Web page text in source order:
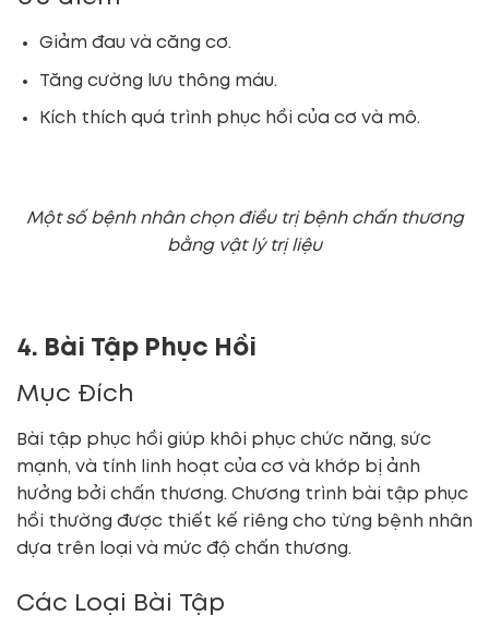
Giảm đau và căng cơ.
Tăng cường lưu thông máu.
Kích thích quá trình phục hồi của cơ và mô.
Một số bệnh nhân chọn điều trị bệnh chấn thương
bằng vật lý trị liệu
4. Bài Tập Phục Hồi
Mục Đích
Bài tập phục hồi giúp khôi phục chức năng, sức
mạnh, và tính linh hoạt của cơ và khớp bị ảnh
hưởng bởi chấn thương. Chương trình bài tập phục
hồi thường được thiết kế riêng cho từng bệnh nhân
dựa trên loại và mức độ chấn thương.
Các Loại Bài Tập